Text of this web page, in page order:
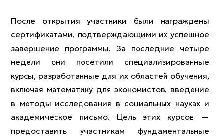
После открытия участники были награждены
сертификатами, подтверждающими их успешное
завершение программы. За последние четыре
недели они посетили специализированные
курсы, разработанные для их областей обучения,
включая математику для экономистов, введение
в методы исследования в социальных науках и
академическое письмо. Цель этих курсов —
предоставить участникам фундаментальные